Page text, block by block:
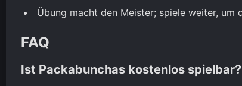
Übung macht den Meister; spiele weiter, um
FAQ
Ist Packabunchas kostenlos spielbar?